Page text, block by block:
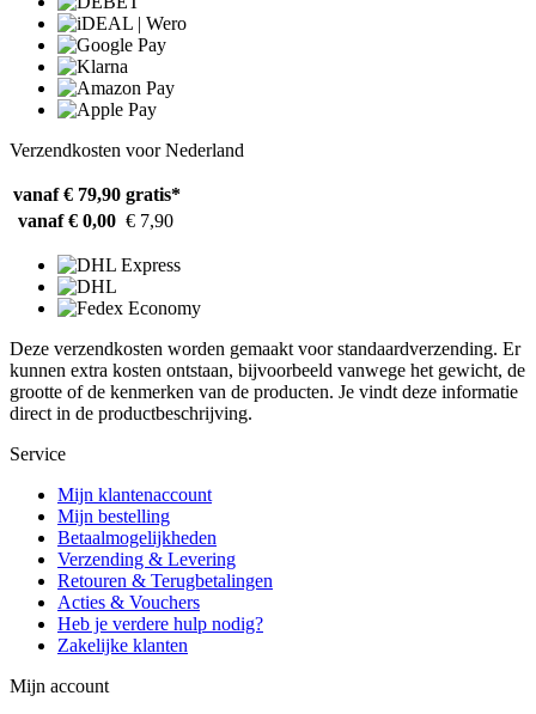
Verzendkosten voor Nederland
vanaf € 79,90 gratis*
vanaf € 0,00 € 7,90
Deze verzendkosten worden gemaakt voor standaardverzending. Er
kunnen extra kosten ontstaan, bijvoorbeeld vanwege het gewicht, de
grootte of de kenmerken van de producten. Je vindt deze informatie
direct in de productbeschrijving.
Service
Mijn klantenaccount
Mijn bestelling
Betaalmogelijkheden
Verzending & Levering
Retouren & Terugbetalingen
Acties & Vouchers
Heb je verdere hulp nodig?
Zakelijke klanten
Mijn account